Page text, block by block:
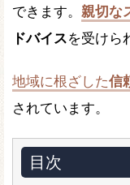
できます。 親切な
ドバイスを受けら
地域に根ざした信
されています。
目次